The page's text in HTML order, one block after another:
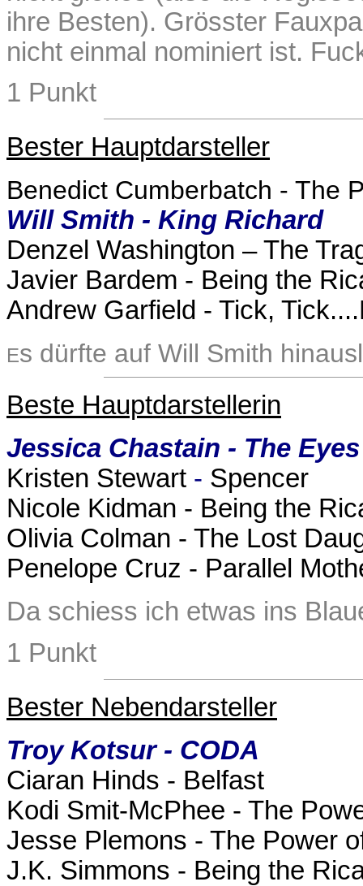
ihre Besten). Grösster
nicht einmal nominiert ist.
1 Punkt
Bester Hauptdarsteller
Benedict Cumberbatch - The
Will Smith - King Richard
Denzel Washington – The
Javier Bardem - Being the
Andrew Garfield - Tick,
Es dürfte auf Will Smith
Beste Hauptdarstellerin
Jessica Chastain - The
Kristen Stewart - Spencer
Nicole Kidman - Being the
Olivia Colman - The Lost
Penelope Cruz - Parallel
Da schiess ich etwas ins
1 Punkt
Bester Nebendarsteller
Troy Kotsur - CODA
Ciaran Hinds - Belfast
Kodi Smit-McPhee - The
Jesse Plemons - The Power
J.K. Simmons - Being the